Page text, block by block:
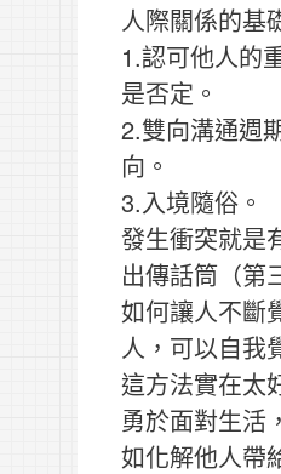
人際關係的基
1.認可他人的
是否定。
2.雙向溝通週
向。
3.入境隨俗。
發生衝突就是
出傳話筒（第
如何讓人不斷
人，可以自我
這方法實在太
勇於面對生活
如化解他人帶